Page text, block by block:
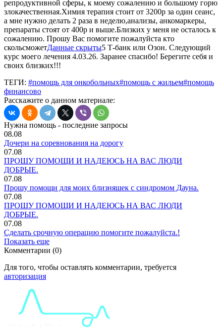
репродуктивной сферы, к моему сожалению и большому горю
злокачественная.Химия терапия стоит от 3200р за один сеанс,
а мне нужно делать 2 раза в неделю,анализы, анкомаркеры,
препараты стоят от 400р и выше.Близких у меня не осталось к
сожалению. Прошу Вас помогите пожалуйста кто
скольсможетДанные скрыты5 Т-банк или Озон. Следующий
курс моего лечения 4.03.26. Заранее спасибо! Берегите себя и
своих близких!!!
ТЕГИ: #помощь для онкобольных#помощь с жильем#помощь
финансово
Расскажите о данном материале:
Нужна помощь - последние запросы
08.08
Дочери на соревнования на дорогу
07.08
ПРОШУ ПОМОЩИ И НАДЕЮСЬ НА ВАС ЛЮДИ
ДОБРЫЕ.
07.08
Прошу помощи для моих близняшек с синдромом Дауна.
07.08
ПРОШУ ПОМОЩИ И НАДЕЮСЬ НА ВАС ЛЮДИ
ДОБРЫЕ.
07.08
Сделать срочную операцию помогите пожалуйста.!
Показать еще
Комментарии (0)
Для того, чтобы оставлять комментарии, требуется
авторизация